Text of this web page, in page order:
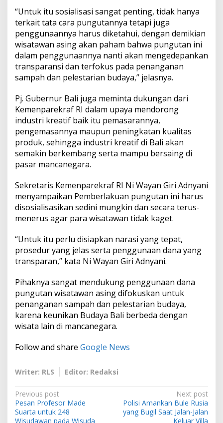
t
u
k
P
n
a
n
a
n
a
n
S
a
m
p
a
“Untuk itu sosialisasi sangat penting, tidak hanya
terkait tata cara pungutannya tetapi juga
penggunaannya harus diketahui, dengan demikian
wisatawan asing akan paham bahwa pungutan ini
dalam penggunaannya nanti akan mengedepankan
transparansi dan terfokus pada penanganan
sampah dan pelestarian budaya,” jelasnya.
Pj. Gubernur Bali juga meminta dukungan dari
Kemenparekraf RI dalam upaya mendorong
industri kreatif baik itu pemasarannya,
pengemasannya maupun peningkatan kualitas
produk, sehingga industri kreatif di Bali akan
semakin berkembang serta mampu bersaing di
pasar mancanegara.
Sekretaris Kemenparekraf RI Ni Wayan Giri Adnyani
menyampaikan Pemberlakuan pungutan ini harus
disosialisasikan sedini mungkin dan secara terus-
menerus agar para wisatawan tidak kaget.
“Untuk itu perlu disiapkan narasi yang tepat,
prosedur yang jelas serta penggunaan dana yang
transparan,” kata Ni Wayan Giri Adnyani.
Pihaknya sangat mendukung penggunaan dana
pungutan wisatawan asing difokuskan untuk
penanganan sampah dan pelestarian budaya,
karena keunikan Budaya Bali berbeda dengan
wisata lain di mancanegara.
Follow and share Google News
Writer: RLS Editor: Redaksi
P
o
Previous post
Pesan Profesor Made
Suarta untuk 248
Wisudawan pada Wisuda
Next post
Polisi Amankan Bule Rusia
yang Bugil Saat Jalan-Jalan
Keluar Villa